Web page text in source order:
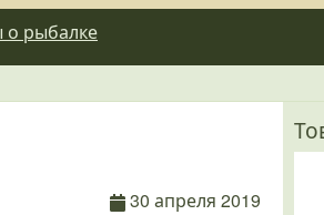
о рыбалке
30 апреля 2019